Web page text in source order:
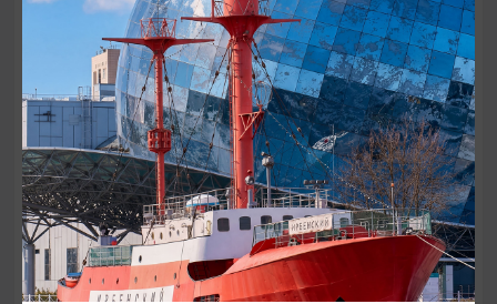
Аудиоспектакль «Истории Куршской
косы»
01.02.2026 - 31.12.2026, 13:00
Куршская коса
ОТ 2500₽